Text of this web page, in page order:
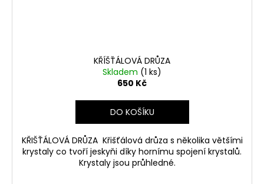
KŘÍŠŤÁLOVÁ DRŮZA
Skladem (1 ks)
650 Kč
DO KOŠÍKU
KŘIŠŤÁLOVÁ DRŮZA Křišťálová drůza s několika většími
krystaly co tvoří jeskyňi díky hornímu spojení krystalů.
Krystaly jsou průhledné.